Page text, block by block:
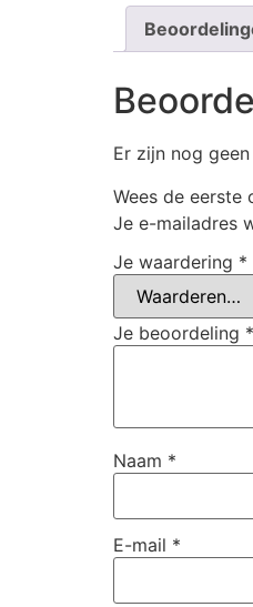
Er zijn nog
Wees de eerste
Je e-mailadres
Je waardering *
Je beoordeling *
Naam *
E-mail *